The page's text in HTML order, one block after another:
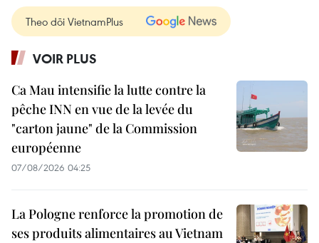
Theo dõi VietnamPlus
VOIR PLUS
Ca Mau intensifie la lutte contre la
pêche INN en vue de la levée du
"carton jaune" de la Commission
européenne
07/08/2026 04:25
La Pologne renforce la promotion de
ses produits alimentaires au Vietnam